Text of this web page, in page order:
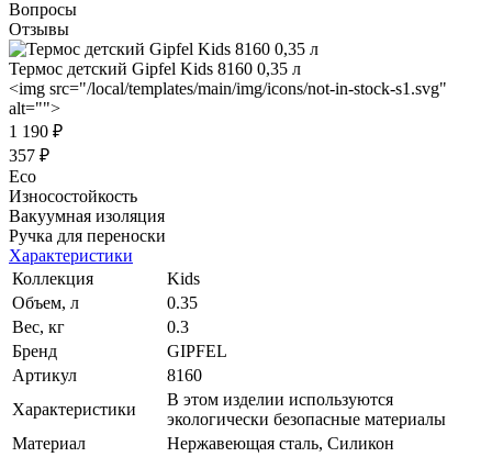
Вопросы
Отзывы
Термос детский Gipfel Kids 8160 0,35 л
<img src="/local/templates/main/img/icons/not-in-stock-s1.svg"
alt="">
1 190 ₽
357 ₽
Eco
Износостойкость
Вакуумная изоляция
Ручка для переноски
Характеристики
Коллекция
Kids
Объем, л
0.35
Вес, кг
0.3
Бренд
GIPFEL
Артикул
8160
Характеристики
В этом изделии используются
экологически безопасные материалы
Материал
Нержавеющая сталь, Силикон